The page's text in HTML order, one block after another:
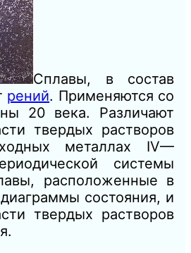
Сплавы, в состав
рений. Применяются со
20 века. Различают
твердых растворов
металлах IV—
системы
расположенные в
состояния, и
твердых растворов